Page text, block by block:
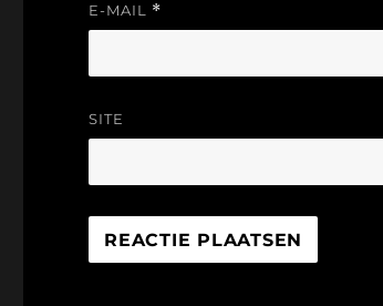
E-MAIL *
SITE